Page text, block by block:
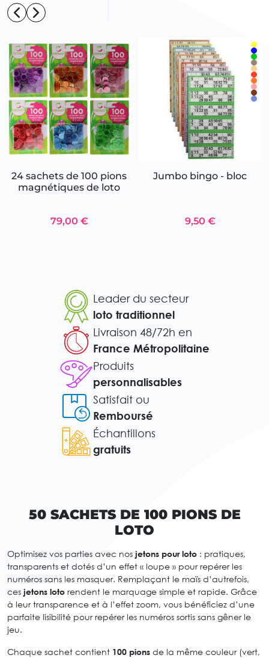
24 sachets de 100 pions
magnétiques de loto
79,00 €
Jumbo bingo - bloc
9,50 €
Leader du secteur
loto traditionnel
Livraison 48/72h en
France Métropolitaine
Produits
personnalisables
Satisfait ou
Remboursé
Échantillons
gratuits
50 SACHETS DE 100 PIONS DE
LOTO
Optimisez vos parties avec nos jetons pour loto : pratiques,
transparents et dotés d’un effet « loupe » pour repérer les
numéros sans les masquer. Remplaçant le maïs d’autrefois,
ces jetons loto rendent le marquage simple et rapide. Grâce
à leur transparence et à l’effet zoom, vous bénéficiez d’une
parfaite lisibilité pour repérer les numéros sortis sans gêner le
jeu.
Chaque sachet contient 100 pions de la même couleur (vert,